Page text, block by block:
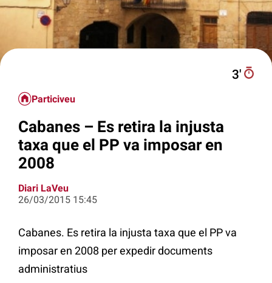
3′
Particiveu
Cabanes – Es retira la injusta
taxa que el PP va imposar en
2008
Diari LaVeu
26/03/2015 15:45
Cabanes. Es retira la injusta taxa que el PP va
imposar en 2008 per expedir documents
administratius